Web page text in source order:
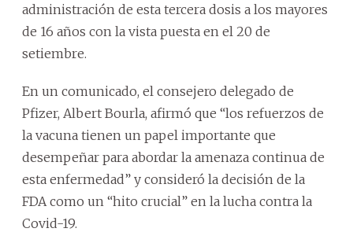
administración de esta tercera dosis a los mayores
de 16 años con la vista puesta en el 20 de
setiembre.
En un comunicado, el consejero delegado de
Pfizer, Albert Bourla, afirmó que “los refuerzos de
la vacuna tienen un papel importante que
desempeñar para abordar la amenaza continua de
esta enfermedad” y consideró la decisión de la
FDA como un “hito crucial” en la lucha contra la
Covid-19.